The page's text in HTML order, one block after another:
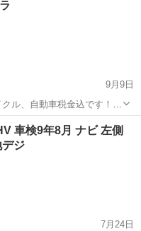
9月9日
ル、自動車税金込です！
す。 県外登録陸送別となり
バモスホビオ
車検9年8月 ナビ 左側
BT 地デジ
7月24日